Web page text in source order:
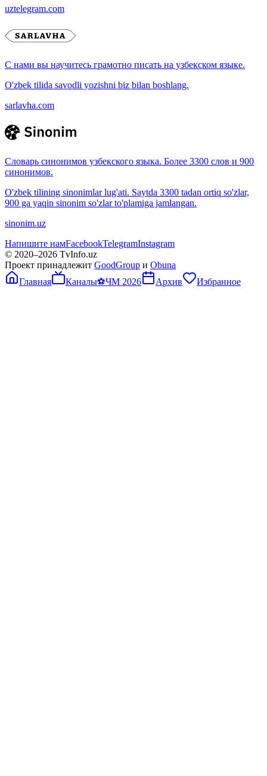
uztelegram.com
С нами вы научитесь грамотно писать на узбекском языке.
O'zbek tilida savodli yozishni biz bilan boshlang.
sarlavha.com
Словарь синонимов узбекского языка. Более 3300 слов и 900
синонимов.
O'zbek tilining sinonimlar lug'ati. Saytda 3300 tadan ortiq so'zlar,
900 ga yaqin sinonim so'zlar to'plamiga jamlangan.
sinonim.uz
Напишите намFacebookTelegramInstagram
© 2020–2026 TvInfo.uz
Проект принадлежит GoodGroup и Obuna
Главная
Каналы⚽ЧМ 2026 Архив Избранное